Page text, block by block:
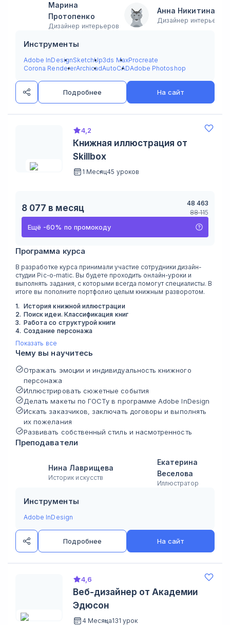
Марина
Протопенко
Дизайнер интерьеров
Анна Никитина
Дизайнер интерьера
Инструменты
Adobe InDesignSketchUp3ds MaxProcreate
Corona RendererArchicadAutoCADAdobe Photoshop
Подробнее На сайт
4,2
Книжная иллюстрация от
Skillbox
1 Месяц45 уроков
8 077 в месяц
48 463
88 115
Ещё -60% по промокоду
Программа курса
В разработке курса принимали участие сотрудники дизайн-
студии Pic-o-matic. Вы будете проходить онлайн-уроки и
выполнять задания, с которыми всегда помогут специалисты. В
итоге вы пополните портфолио целым книжным разворотом.
1. История книжной иллюстрации
2. Поиск идеи. Классификация книг
3. Работа со структурой книги
4. Создание персонажа
Показать все
Чему вы научитесь
Отражать эмоции и индивидуальность книжного
персонажа
Иллюстрировать сюжетные события
Делать макеты по ГОСТу в программе Adobe InDesign
Искать заказчиков, заключать договоры и выполнять
их пожелания
Развивать собственный стиль и насмотренность
Преподаватели
Нина Лаврищева
Историк искусств
Екатерина
Веселова
Иллюстратор
Инструменты
Adobe InDesign
Подробнее На сайт
4,6
Веб-дизайнер от Академии
Эдюсон
4 Месяца131 урок